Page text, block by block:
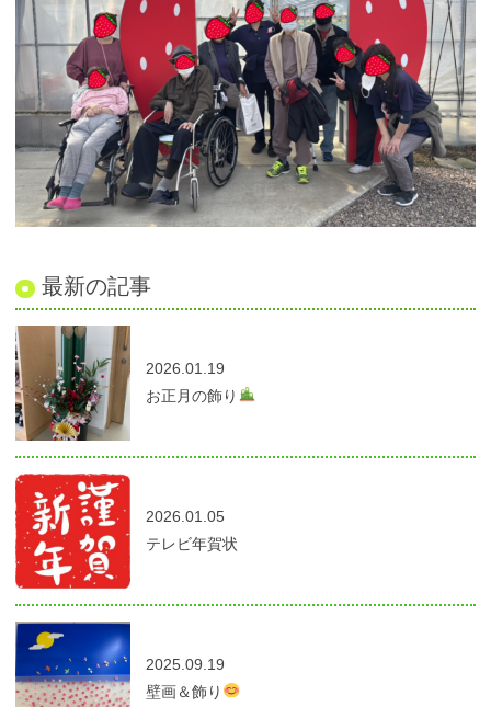
最新の記事
2026.01.19
お正月の飾り
2026.01.05
テレビ年賀状
2025.09.19
壁画＆飾り